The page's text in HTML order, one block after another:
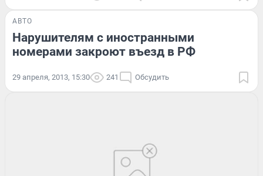
АВТО
Нарушителям с иностранными
номерами закроют въезд в РФ
29 апреля, 2013, 15:30 241 Обсудить